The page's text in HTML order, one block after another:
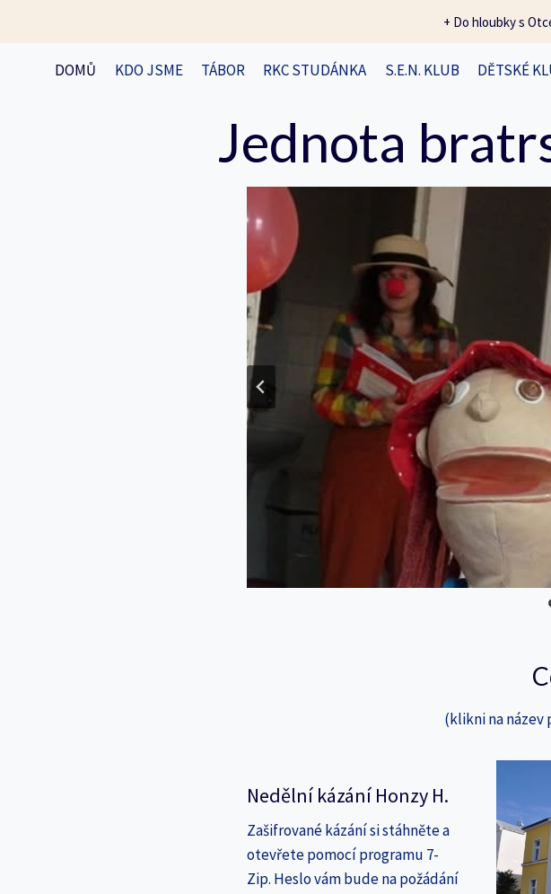
+ Do hloubky s
DOMŮ KDO JSME TÁBOR RKC STUDÁNKA S.E.N. KLUB DĚTSKÉ
Jednota
(klikni na název
Nedělní kázání Honzy H.
Zašifrované kázání si stáhněte a
otevřete pomocí programu 7-
Zip. Heslo vám bude na požádání